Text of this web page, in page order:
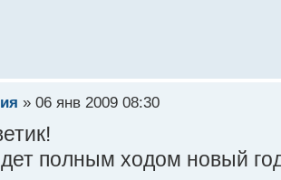
» 06 янв 2009 08:30
полным ходом новый